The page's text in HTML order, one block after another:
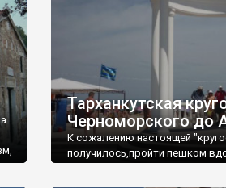
Тарханкутская
Черноморского до
К сожалению настоящей
получилось,пройти пешком